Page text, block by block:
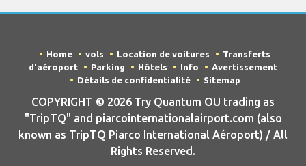
Home vols Location de voitures
Transferts
d'aéroport
Parking Hôtels Info
Avertissement
Détails de confidentialité
Sitemap
COPYRIGHT © 2026 Try Quantum OU trading as
"TripTQ" and piarcointernationalairport.com (also
known as TripTQ Piarco International Aéroport) / All
Rights Reserved.